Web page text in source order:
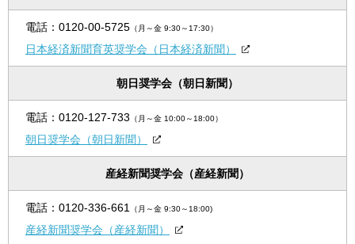
電話： 0120-00-5725 （月～金 9:30～17:30）
日本経済新聞育英奨学会（日本経済新聞）
朝日奨学会（朝日新聞）
電話： 0120-127-733 （月～金 10:00～18:00）
朝日奨学会（朝日新聞）
産経新聞奨学会（産経新聞）
電話： 0120-336-661 （月～金 9:30～18:00)
産経新聞奨学会（産経新聞）